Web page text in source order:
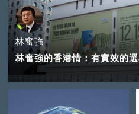
林奮強
林奮強的香港情：有實效的